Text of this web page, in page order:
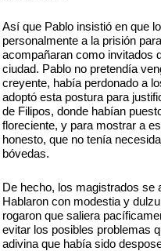
Así que Pablo insistió en que
personalmente a la prisión
acompañaran como invitados
ciudad. Pablo no pretendía
creyente, había perdonado a
adoptó esta postura para
de Filipos, donde habían
floreciente, y para mostrar a
honesto, que no tenía
bóvedas.
De hecho, los magistrados se
Hablaron con modestia y
rogaron que saliera
evitar los posibles problemas
adivina que había sido